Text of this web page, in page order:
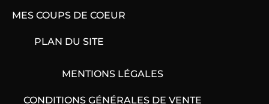
MES COUPS DE COEUR
PLAN DU SITE
MENTIONS LÉGALES
CONDITIONS GÉNÉRALES DE VENTE